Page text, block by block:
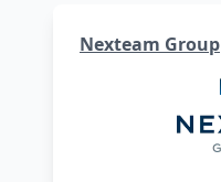
Nexteam Group